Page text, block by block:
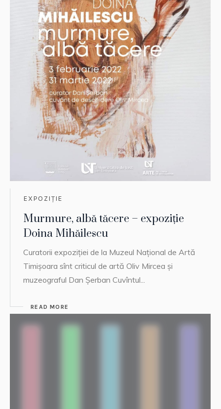
EXPOZIȚIE
Murmure, albă tăcere – expoziție
Doina Mihăilescu
Curatorii expoziției de la Muzeul Național de Artă
Timișoara sînt criticul de artă Oliv Mircea și
muzeograful Dan Șerban Cuvîntul...
READ MORE